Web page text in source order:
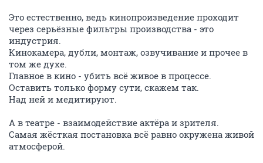
Это естественно, ведь кинопроизведение проходит
через серьёзные фильтры производства - это
индустрия.
Кинокамера, дубли, монтаж, озвучивание и прочее в
том же духе.
Главное в кино - убить всё живое в процессе.
Оставить только форму сути, скажем так.
Над ней и медитируют.
А в театре - взаимодействие актёра и зрителя.
Самая жёсткая постановка всё равно окружена живой
атмосферой.